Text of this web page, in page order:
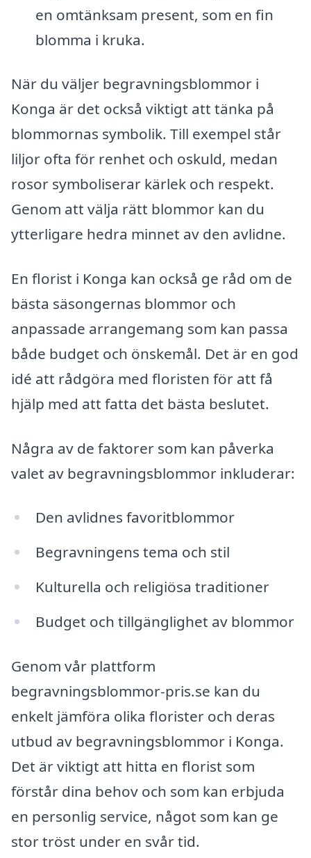
en omtänksam present, som en fin
blomma i kruka.
När du väljer begravningsblommor i
Konga är det också viktigt att tänka på
blommornas symbolik. Till exempel står
liljor ofta för renhet och oskuld, medan
rosor symboliserar kärlek och respekt.
Genom att välja rätt blommor kan du
ytterligare hedra minnet av den avlidne.
En florist i Konga kan också ge råd om de
bästa säsongernas blommor och
anpassade arrangemang som kan passa
både budget och önskemål. Det är en god
idé att rådgöra med floristen för att få
hjälp med att fatta det bästa beslutet.
Några av de faktorer som kan påverka
valet av begravningsblommor inkluderar:
Den avlidnes favoritblommor
Begravningens tema och stil
Kulturella och religiösa traditioner
Budget och tillgänglighet av blommor
Genom vår plattform
begravningsblommor-pris.se kan du
enkelt jämföra olika florister och deras
utbud av begravningsblommor i Konga.
Det är viktigt att hitta en florist som
förstår dina behov och som kan erbjuda
en personlig service, något som kan ge
stor tröst under en svår tid.